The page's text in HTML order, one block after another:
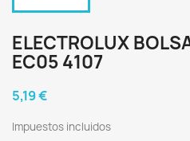
ELECTROLUX
EC05 4107
5,19 €
Impuestos incluidos